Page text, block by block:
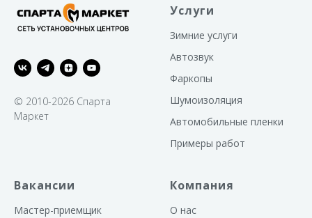
© 2010-2026 Спарта
Маркет
Услуги
Зимние услуги
Автозвук
Фаркопы
Шумоизоляция
Автомобильные пленки
Примеры работ
Вакансии
Мастер-приемщик
Компания
О нас